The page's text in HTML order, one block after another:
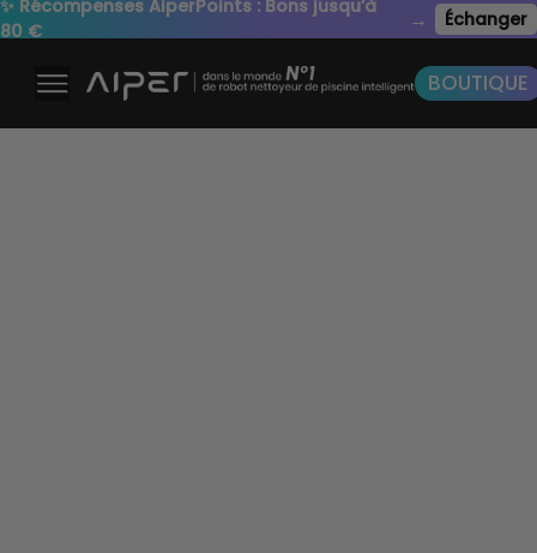
✨ Récompenses AiperPoints : Bons jusqu’à
80 €
→ Échanger
BOUTIQUE